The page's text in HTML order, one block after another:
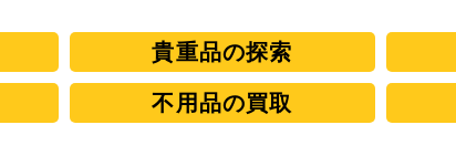
貴重品の探索
不用品の買取